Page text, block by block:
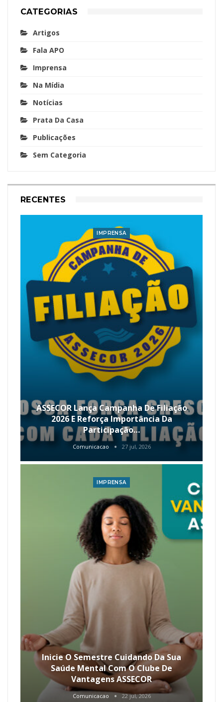
CATEGORIAS
Artigos
Fala APO
Imprensa
Na Mídia
Notícias
Prata Da Casa
Publicações
Sem Categoria
RECENTES
IMPRENSA
ASSECOR Lança Campanha De Filiação
2026 E Reforça Importância Da
Participação…
Comunicacao 27 jul, 2026
IMPRENSA
Inicie O Semestre Cuidando Da Sua
Saúde Mental Com O Clube De
Vantagens ASSECOR
Comunicacao 22 jul, 2026